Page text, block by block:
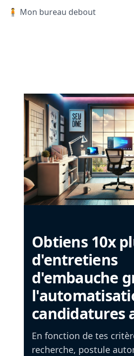
🧍 Mon bureau debout
Obtiens 10x
d'entretiens
d'embauche
candidatures
En fonction de tes
recherche, postule